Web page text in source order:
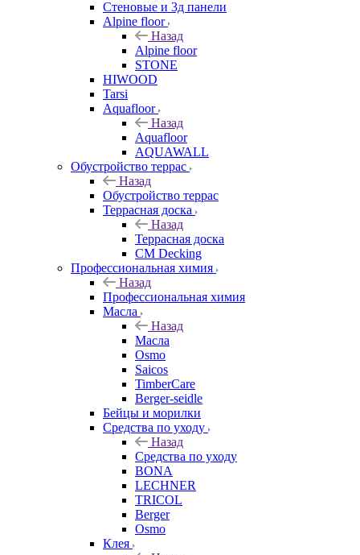
Стеновые и 3д панели
Alpine floor
Назад
Alpine floor
STONE
HIWOOD
Tarsi
Aquafloor
Назад
Aquafloor
AQUAWALL
Обустройство террас
Назад
Обустройство террас
Террасная доска
Назад
Террасная доска
CM Decking
Профессиональная химия
Назад
Профессиональная химия
Масла
Назад
Масла
Osmo
Saicos
TimberCare
Berger-seidle
Бейцы и морилки
Средства по уходу
Назад
Средства по уходу
BONA
LECHNER
TRICOL
Berger
Osmo
Клея